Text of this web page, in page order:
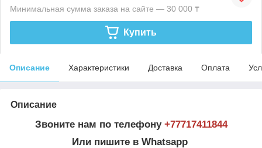
Минимальная сумма заказа на сайте — 30 000 ₸
Купить
Описание Характеристики Доставка Оплата
Описание
Звоните нам по телефону +77717411844
Или пишите в Whatsapp